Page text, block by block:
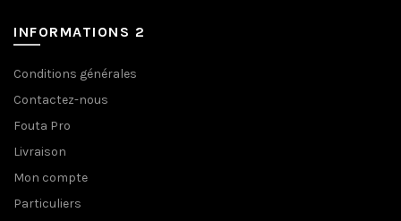
INFORMATIONS 2
Conditions générales
Contactez-nous
Fouta Pro
Livraison
Mon compte
Particuliers